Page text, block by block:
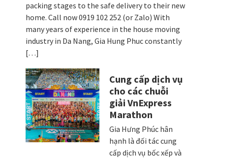
packing stages to the safe delivery to their new
home. Call now 0919 102 252 (or Zalo) With
many years of experience in the house moving
industry in Da Nang, Gia Hung Phuc constantly
[…]
Cung cấp dịch vụ
cho các chuỗi
giải VnExpress
Marathon
Gia Hưng Phúc hân
hạnh là đối tác cung
cấp dịch vụ bốc xếp và